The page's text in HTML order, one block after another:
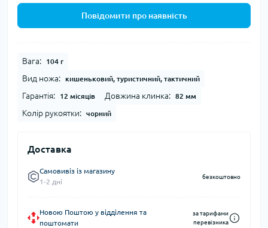
Повідомити про наявність
Вага: 104 г
Вид ножа: кишеньковий, туристичний, тактичний
Гарантія: 12 місяців Довжина клинка: 82 мм
Колір рукоятки: чорний
Доставка
Самовивіз із магазину
1-2 дні
безкоштовно
Новою Поштою у відділення та
поштомати
за тарифами
перевізника